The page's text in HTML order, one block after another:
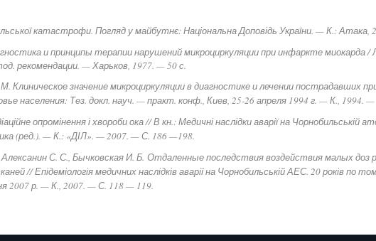
катастрофи. Погляд у майбутнє: Національна Доповідь України. — К.: Атака,
и принципы терапии нарушений микроциркуляции при инфаркте миокарда
рекомендации. — Харьков, 1977. — 50 с.
Клиническое значение микроциркуляции в диагностике и лечении пострадавших
населения: Тез. докл. науч. — практ. конф., Киев, 25-26 апреля 1994 г. — К., 1994.
опромінення і хвороби ока // В кн.: Медичні наслідки аварії на Чорнобильській
(ред.). — К.: «ДІЛ». — 2007. — С. 186 —198.
С. С., Бычковская И. Б. Отдаленные последствия воздействия малых доз
// Епідеміологія медичних наслідків аварії на Чорнобильській АЕС. 20 років по
2007 р. — К., 2007. — С. 118 — 119.